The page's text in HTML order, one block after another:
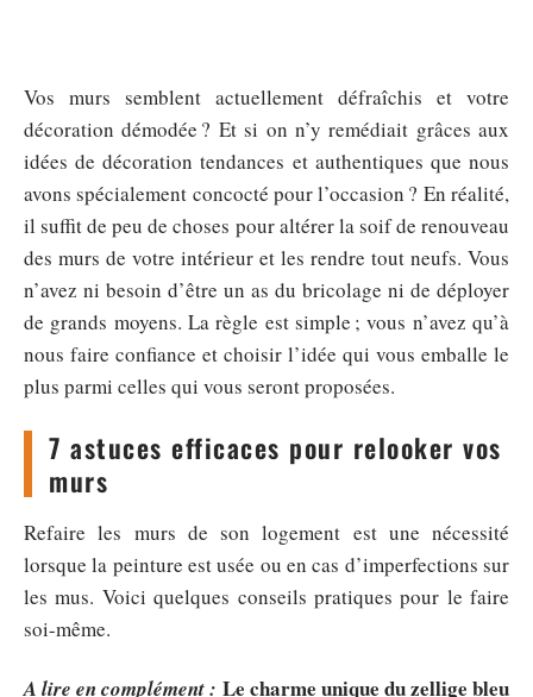
Vos murs semblent actuellement défraîchis et votre
décoration démodée ? Et si on n’y remédiait grâces aux
idées de décoration tendances et authentiques que nous
avons spécialement concocté pour l’occasion ? En réalité,
il suffit de peu de choses pour altérer la soif de renouveau
des murs de votre intérieur et les rendre tout neufs. Vous
n’avez ni besoin d’être un as du bricolage ni de déployer
de grands moyens. La règle est simple ; vous n’avez qu’à
nous faire confiance et choisir l’idée qui vous emballe le
plus parmi celles qui vous seront proposées.
7 astuces efficaces pour relooker vos
murs
Refaire les murs de son logement est une nécessité
lorsque la peinture est usée ou en cas d’imperfections sur
les mus. Voici quelques conseils pratiques pour le faire
soi-même.
A lire en complément : Le charme unique du zellige bleu